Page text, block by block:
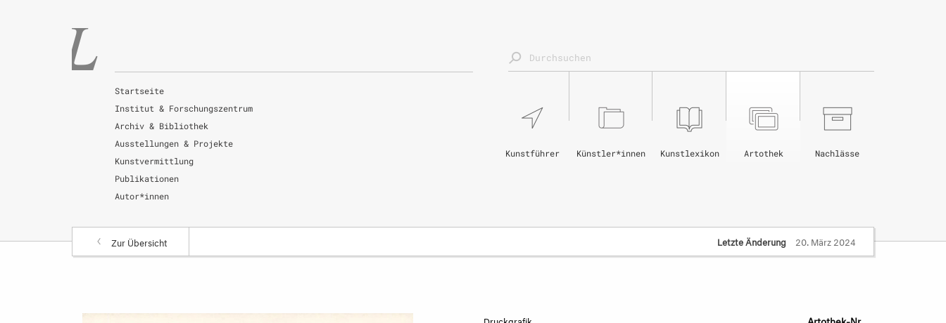
Startseite
Institut & Forschungszentrum
Archiv & Bibliothek
Ausstellungen & Projekte
Kunstvermittlung
Publikationen
Autor*innen
Nachlässe
Artothek
Kunstlexikon
Künstler*innen
Kunstführer
Zur Übersicht Letzte Änderung 20. März 2024
Druckgrafik
Artothek-Nr.